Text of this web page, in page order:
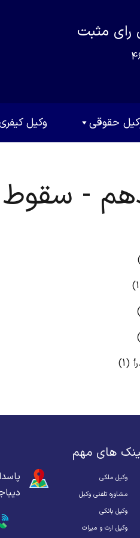
رای مثبت
حقوقی وکیل
-
(1)
های مهم
وکیل ملکی
مشاوره تلفنی وکیل
وکیل بانکی
وکیل ارث و میراث